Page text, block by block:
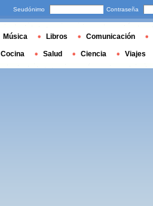
Seudónimo Contraseña
Música Libros Comunicación
Cocina Salud Ciencia Viajes